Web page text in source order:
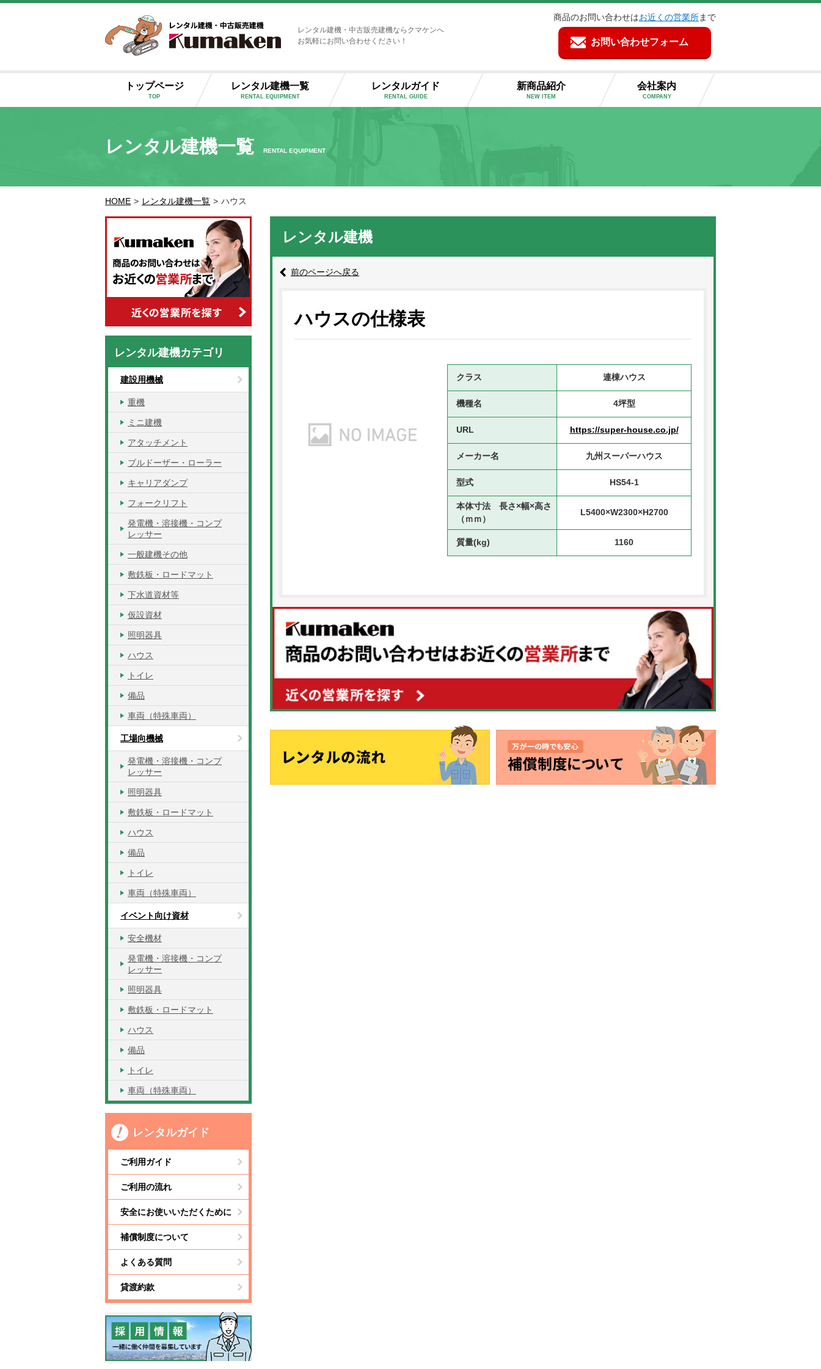
レンタル建機・中古販売建機ならクマケンへ
お気軽にお問い合わせください！
商品のお問い合わせはお近くの営業所まで
お問い合わせフォーム
トップページ
TOP
レンタル建機一覧
RENTAL EQUIPMENT
レンタルガイド
RENTAL GUIDE
新商品紹介
NEW ITEM
会社案内
COMPANY
レンタル建機一覧 RENTAL EQUIPMENT
HOME > レンタル建機一覧 > ハウス
レンタル建機
前のページへ戻る
ハウスの仕様表
クラス 連棟ハウス
機種名 4坪型
URL https://super-house.co.jp/
メーカー名 九州スーパーハウス
型式 HS54-1
本体寸法 長さ×幅×高さ
（ｍｍ）
L5400×W2300×H2700
質量(kg) 1160
レンタル建機カテゴリ
建設用機械
重機
ミニ建機
アタッチメント
ブルドーザー・ローラー
キャリアダンプ
フォークリフト
発電機・溶接機・コンプ
レッサー
一般建機その他
敷鉄板・ロードマット
下水道資材等
仮設資材
照明器具
ハウス
トイレ
備品
車両（特殊車両）
工場向機械
発電機・溶接機・コンプ
レッサー
照明器具
敷鉄板・ロードマット
ハウス
備品
トイレ
車両（特殊車両）
イベント向け資材
安全機材
発電機・溶接機・コンプ
レッサー
照明器具
敷鉄板・ロードマット
ハウス
備品
トイレ
車両（特殊車両）
レンタルガイド
ご利用ガイド
ご利用の流れ
安全にお使いいただくために
補償制度について
よくある質問
貸渡約款